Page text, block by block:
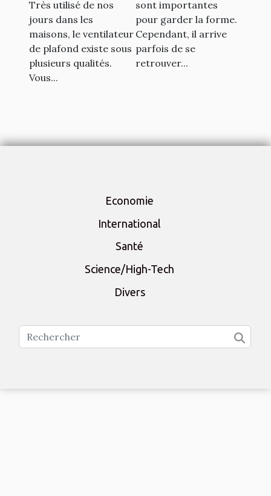
Très utilisé de nos
jours dans les
maisons, le ventilateur
de plafond existe sous
plusieurs qualités.
Vous...
engendrées par
le sport
sont importantes
pour garder la forme.
Cependant, il arrive
parfois de se
retrouver...
Economie
International
Santé
Science/High-Tech
Divers